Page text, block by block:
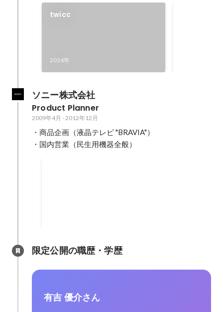
twicc
2014年
ソニー株式会社
Product Planner
2009年4月 -2012年12月
・商品企画（液晶テレビ "BRAVIA"）
・国内営業（民生用機器全般）
限定公開の職歴・学歴
有吉 優介さん